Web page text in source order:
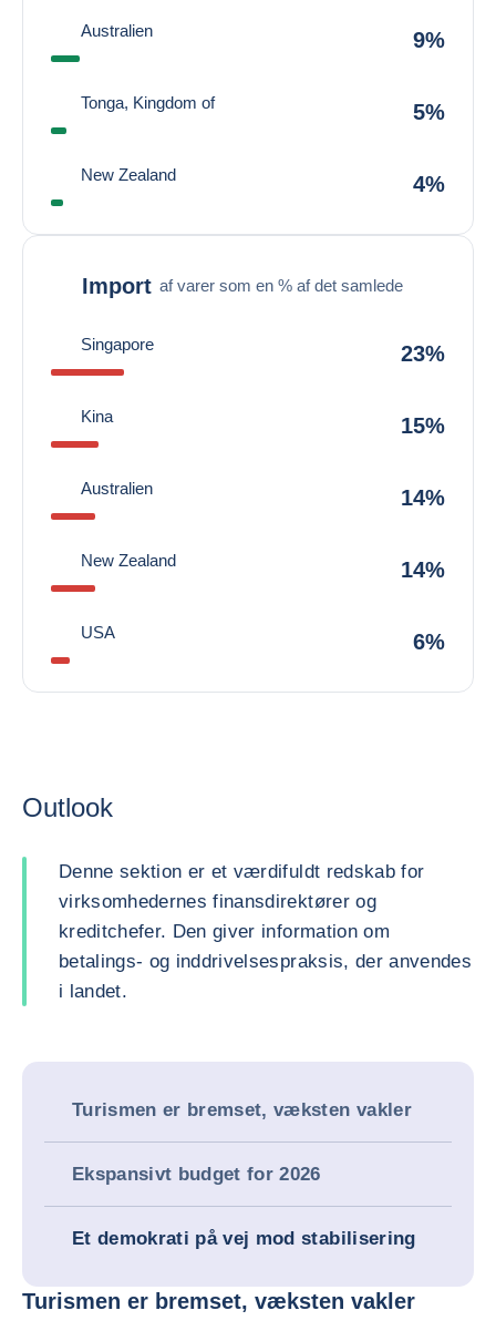
Australien 9%
Tonga, Kingdom of 5%
New Zealand 4%
Import af varer som en % af det samlede
Singapore 23%
Kina 15%
Australien 14%
New Zealand 14%
USA 6%
Outlook
Denne sektion er et værdifuldt redskab for
virksomhedernes finansdirektører og
kreditchefer. Den giver information om
betalings- og inddrivelsespraksis, der anvendes
i landet.
Turismen er bremset, væksten vakler
Ekspansivt budget for 2026
Et demokrati på vej mod stabilisering
Turismen er bremset, væksten vakler